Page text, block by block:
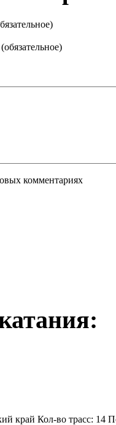
комментариях
край Кол-во трасс: